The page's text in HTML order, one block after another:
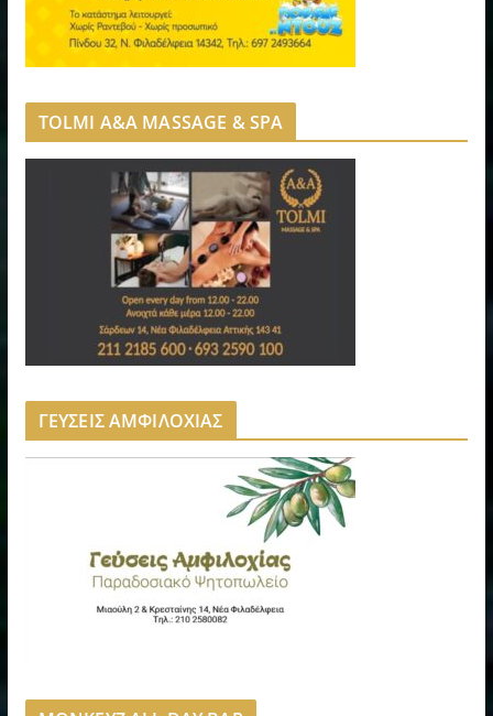
TOLMI A&A MASSAGE & SPA
ΓΕΥΣΕΙΣ ΑΜΦΙΛΟΧΙΑΣ